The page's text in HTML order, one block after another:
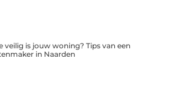
veilig is jouw woning? Tips van een
in Naarden